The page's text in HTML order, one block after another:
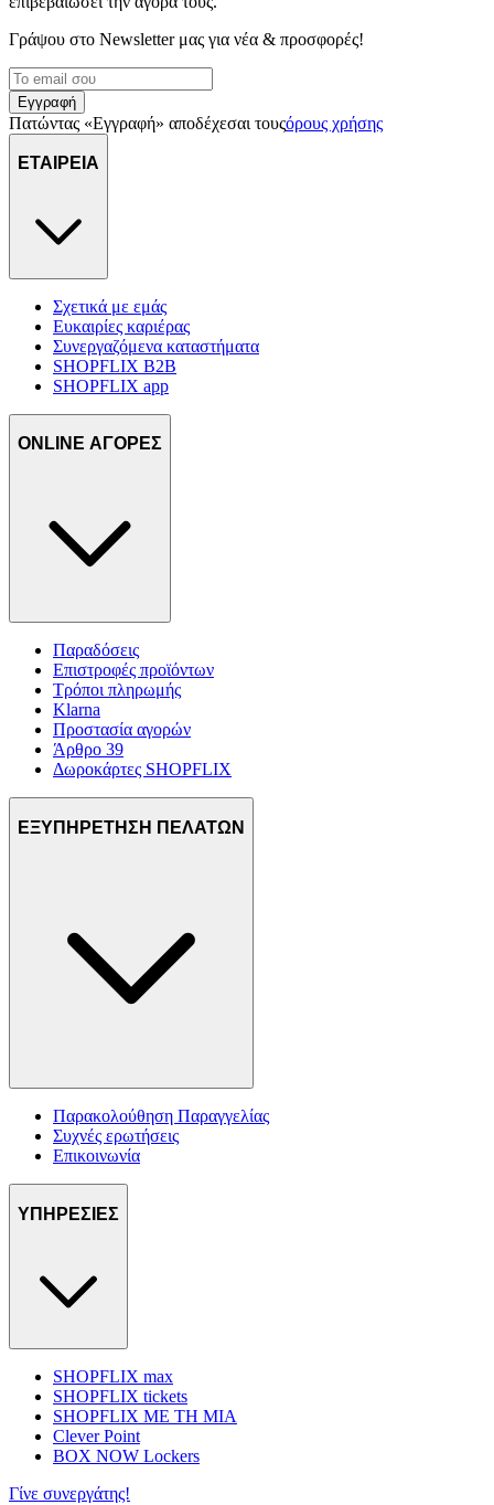
Γράψου στο Νewsletter μας για νέα & προσφορές!
Εγγραφή
Πατώντας «Εγγραφή» αποδέχεσαι τουςόρους χρήσης
ΕΤΑΙΡΕΙΑ
Σχετικά με εμάς
Ευκαιρίες καριέρας
Συνεργαζόμενα καταστήματα
SHOPFLIX B2B
SHOPFLIX app
ONLINE ΑΓΟΡΕΣ
Παραδόσεις
Επιστροφές προϊόντων
Τρόποι πληρωμής
Klarna
Προστασία αγορών
Άρθρο 39
Δωροκάρτες SHOPFLIX
ΕΞΥΠΗΡΕΤΗΣΗ ΠΕΛΑΤΩΝ
Παρακολούθηση Παραγγελίας
Συχνές ερωτήσεις
Επικοινωνία
ΥΠΗΡΕΣΙΕΣ
SHOPFLIX max
SHOPFLIX tickets
SHOPFLIX ΜΕ ΤΗ ΜΙΑ
Clever Point
BOX NOW Lockers
Γίνε συνεργάτης!